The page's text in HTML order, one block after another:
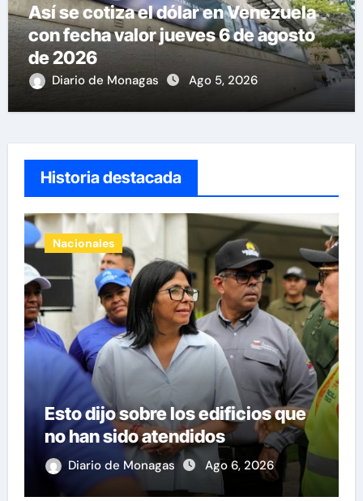
Así se cotiza el dólar en Venezuela
con fecha valor jueves 6 de agosto
de 2026
Diario de Monagas Ago 5, 2026
Historia destacada
Nacionales
Aeropuerto de Maiquetía
reanuda sus operaciones de
carga con primer vuelo desde
Panamá
Diario de Monagas Ago 6, 2026